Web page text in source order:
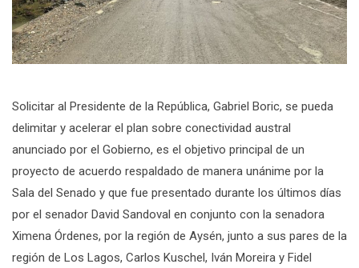
Solicitar al Presidente de la República, Gabriel Boric, se pueda
delimitar y acelerar el plan sobre conectividad austral
anunciado por el Gobierno, es el objetivo principal de un
proyecto de acuerdo respaldado de manera unánime por la
Sala del Senado y que fue presentado durante los últimos días
por el senador David Sandoval en conjunto con la senadora
Ximena Órdenes, por la región de Aysén, junto a sus pares de la
región de Los Lagos, Carlos Kuschel, Iván Moreira y Fidel